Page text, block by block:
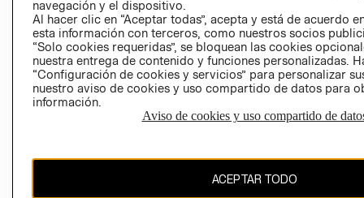
Perú (S/)
CAMBIAR REGIÓN
propiedad de H&M Hennes & Mauritz AB
navegación y el dispositivo.
Al hacer clic en “Aceptar todas”, acepta y está de acuerdo
esta información con terceros, como nuestros socios
“Solo cookies requeridas”, se bloquean las cookies
nuestra entrega de contenido y funciones personalizadas.
“Configuración de cookies y servicios” para personalizar
nuestro aviso de cookies y uso compartido de datos para
información.
Aviso de cookies y uso compartido de
ACEPTAR TODO